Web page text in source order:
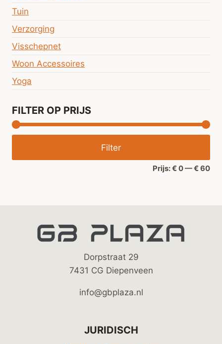
Tuin
Verzorging
Visschepnet
Woon Accessoires
Yoga
FILTER OP PRIJS
Filter
Prijs:€ 0—€ 60
Dorpstraat 29
7431 CG Diepenveen
info@gbplaza.nl
JURIDISCH